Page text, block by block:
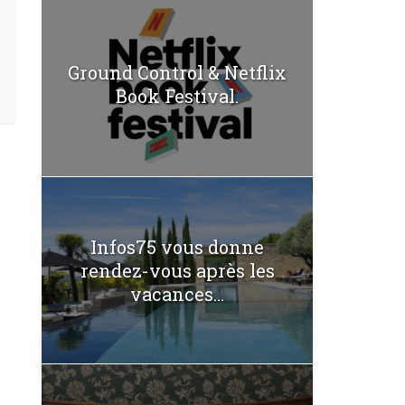
Ground Control & Netflix
Book Festival.
Infos75 vous donne
rendez-vous après les
vacances...